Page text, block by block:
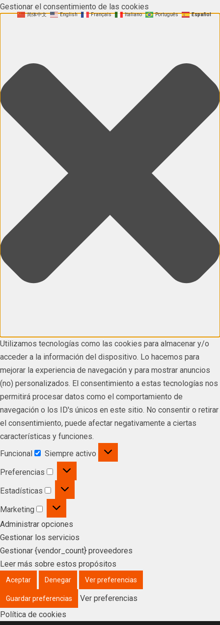
Gestionar el consentimiento de las cookies
Utilizamos tecnologías como las cookies para almacenar y/o
acceder a la información del dispositivo. Lo hacemos para
mejorar la experiencia de navegación y para mostrar anuncios
(no) personalizados. El consentimiento a estas tecnologías nos
permitirá procesar datos como el comportamiento de
navegación o los ID's únicos en este sitio. No consentir o retirar
el consentimiento, puede afectar negativamente a ciertas
características y funciones.
Funcional
Siempre activo
Preferencias
Estadísticas
Marketing
Administrar opciones
Gestionar los servicios
Gestionar {vendor_count} proveedores
Leer más sobre estos propósitos
Aceptar Denegar Ver preferencias
Guardar preferencias
Ver preferencias
Política de cookies
简体中文 English Français Italiano Português Español